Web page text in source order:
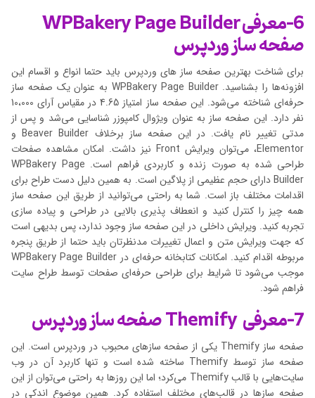
صفحه ساز وردپرس
برای شناخت بهترین صفحه ساز های وردپرس باید حتما انواع و اقسام این
افزونه‌ها را بشناسید. WPBakery Page Builder به عنوان یک صفحه ساز
حرفه‌ای شناخته می‌شود. این صفحه ساز امتیاز 4.65 در مقیاس آرای 10،000
نفر دارد. این صفحه ساز به عنوان ویژوال کامپوزر شناسایی می‌شد و پس از
مدتی تغییر نام یافت. در این صفحه ساز برخلاف Beaver Builder و
Elementor، می‌توان ویرایش Front نیز داشت. امکان مشاهده صفحات
طراحی شده به صورت زنده و کاربردی فراهم است. WPBakery Page
Builder دارای حجم عظیمی از پلاگین است. به همین دلیل دست طراح برای
اقدامات مختلف باز است. شما به راحتی می‌توانید از طریق این صفحه ساز
همه چیز را کنترل کنید و انعطاف پذیری بالایی در طراحی و پیاده سازی
تجربه کنید. ویرایش داخلی در این صفحه ساز وجود ندارد، پس بدیهی است
که جهت ویرایش متن و اعمال تغییرات مدنظرتان باید حتما از طریق پنجره
مربوطه اقدام کنید. امکانات کتابخانه حرفه‌ای در WPBakery Page Builder
موجب می‌شود تا شرایط برای طراحی حرفه‌ای صفحات توسط طراح سایت
فراهم شود.
7-معرفی Themify صفحه ساز وردپرس
صفحه ساز Themify یکی از صفحه سازهای محبوب در وردپرس است. این
صفحه ساز توسط Themify ساخته شده است و تنها کاربرد آن در وب
سایت‌هایی با قالب Themify می‌کرد؛ اما این روزها به راحتی می‌توان از این
صفحه سازها در قالب‌های مختلف استفاده کرد. همین موضوع اندکی در